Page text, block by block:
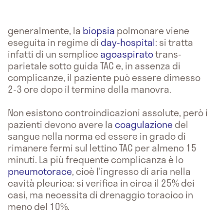
generalmente, la biopsia polmonare viene
eseguita in regime diday-hospital: si tratta
infatti di un semplice agoaspiratotrans-
parietale sotto guida TAC e, in assenza di
complicanze, il paziente può essere dimesso
2-3 ore dopo il termine della manovra.
Non esistono controindicazioni assolute, però i
pazienti devono avere lacoagulazionedel
sangue nella norma ed essere in grado di
rimanere fermi sul lettino TAC per almeno 15
minuti. La più frequente complicanza è lo
pneumotorace, cioè l'ingresso di aria nella
cavità pleurica: si verifica in circa il 25% dei
casi, ma necessita di drenaggio toracico in
meno del 10%.